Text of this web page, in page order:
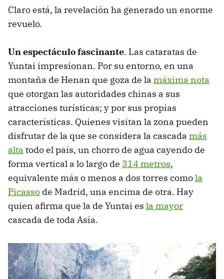
Claro está, la revelación ha generado un enorme
revuelo.
Un espectáculo fascinante. Las cataratas de
Yuntai impresionan. Por su entorno, en una
montaña de Henan que goza de la máxima nota
que otorgan las autoridades chinas a sus
atracciones turísticas; y por sus propias
características. Quienes visitan la zona pueden
disfrutar de la que se considera la cascada más
alta todo el país, un chorro de agua cayendo de
forma vertical a lo largo de 314 metros,
equivalente más o menos a dos torres comola
Picasso de Madrid, una encima de otra. Hay
quien afirma que la de Yuntai es la mayor
cascada de toda Asia.